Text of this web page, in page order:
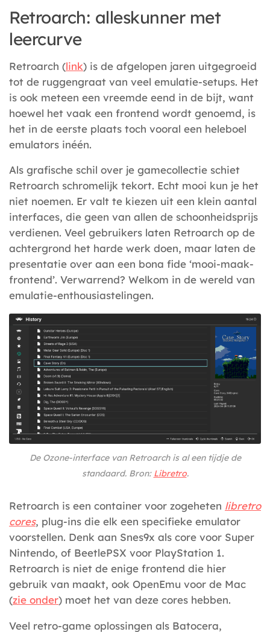
Retroarch: alleskunner met
leercurve
Retroarch (link) is de afgelopen jaren uitgegroeid
tot de ruggengraat van veel emulatie-setups. Het
is ook meteen een vreemde eend in de bijt, want
hoewel het vaak een frontend wordt genoemd, is
het in de eerste plaats toch vooral een heleboel
emulators inéén.
Als grafische schil over je gamecollectie schiet
Retroarch schromelijk tekort. Echt mooi kun je het
niet noemen. Er valt te kiezen uit een klein aantal
interfaces, die geen van allen de schoonheidsprijs
verdienen. Veel gebruikers laten Retroarch op de
achtergrond het harde werk doen, maar laten de
presentatie over aan een bona fide ‘mooi-maak-
frontend’. Verwarrend? Welkom in de wereld van
emulatie-enthousiastelingen.
De Ozone-interface van Retroarch is al een tijdje de
standaard. Bron: Libretro.
Retroarch is een container voor zogeheten libretro
cores, plug-ins die elk een specifieke emulator
voorstellen. Denk aan Snes9x als core voor Super
Nintendo, of BeetlePSX voor PlayStation 1.
Retroarch is niet de enige frontend die hier
gebruik van maakt, ook OpenEmu voor de Mac
(zie onder) moet het van deze cores hebben.
Veel retro-game oplossingen als Batocera,